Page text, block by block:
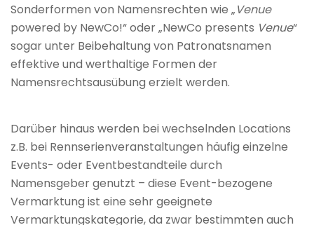
Sonderformen von Namensrechten wie „Venue
powered by NewCo!“ oder „NewCo presents Venue“
sogar unter Beibehaltung von Patronatsnamen
effektive und werthaltige Formen der
Namensrechtsausübung erzielt werden.
Darüber hinaus werden bei wechselnden Locations
z.B. bei Rennserienveranstaltungen häufig einzelne
Events- oder Eventbestandteile durch
Namensgeber genutzt – diese Event-bezogene
Vermarktung ist eine sehr geeignete
Vermarktungskategorie, da zwar bestimmten auch